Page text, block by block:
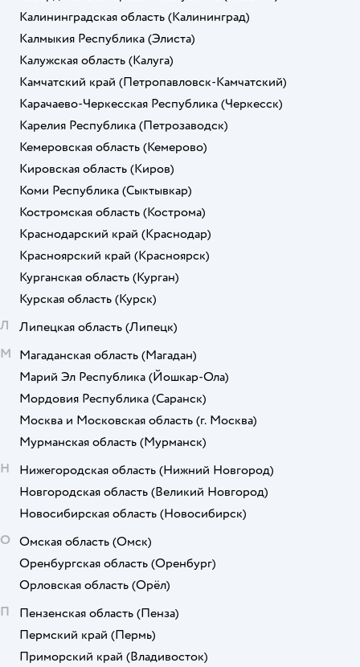
Калининградская область (Калининград)
Калмыкия Республика (Элиста)
Калужская область (Калуга)
Камчатский край (Петропавловск-Камчатский)
Карачаево-Черкесская Республика (Черкесск)
Карелия Республика (Петрозаводск)
Кемеровская область (Кемерово)
Кировская область (Киров)
Коми Республика (Сыктывкар)
Костромская область (Кострома)
Краснодарский край (Краснодар)
Красноярский край (Красноярск)
Курганская область (Курган)
Курская область (Курск)
Л
Липецкая область (Липецк)
М Магаданская область (Магадан)
Марий Эл Республика (Йошкар-Ола)
Мордовия Республика (Саранск)
Москва и Московская область (г. Москва)
Мурманская область (Мурманск)
Н
Нижегородская область (Нижний Новгород)
Новгородская область (Великий Новгород)
Новосибирская область (Новосибирск)
О Омская область (Омск)
Оренбургская область (Оренбург)
Орловская область (Орёл)
П
Пензенская область (Пенза)
Пермский край (Пермь)
Приморский край (Владивосток)